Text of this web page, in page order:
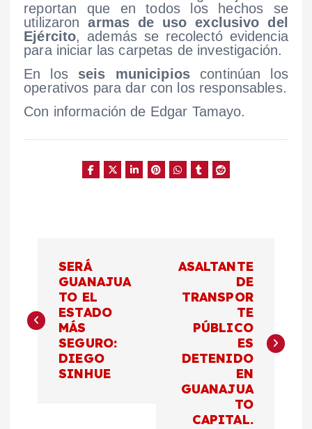
reportan que en todos los hechos se
utilizaronarmas de uso exclusivo del
Ejército, además se recolectó evidencia
para iniciar las carpetas de investigación.
En los seis municipios continúan los
operativos para dar con los responsables.
Con información de Edgar Tamayo.
v
SERÁ
GUANAJUA
TO EL
ESTADO
MÁS
SEGURO:
DIEGO
SINHUE
ASALTANTE
DE
TRANSPOR
TE
PÚBLICO
ES
DETENIDO
EN
GUANAJUA
TO
CAPITAL.